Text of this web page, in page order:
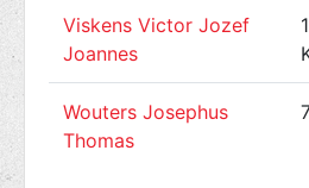
Viskens Victor Jozef
Joannes
Wouters Josephus
Thomas